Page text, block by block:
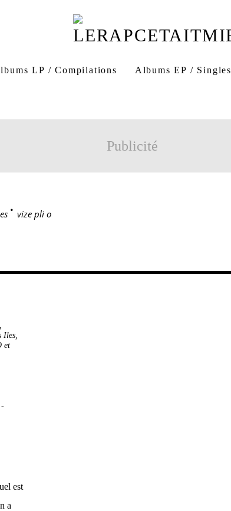
LP / Compilations Albums EP / Singles
Publicité
> vize pli o
,
Iles,
et
-
est
a